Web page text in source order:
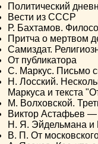
Политический
Вести из СССР
Р. Бахтамов.
Притча о мертвом
Самиздат.
От публикатора
С. Маркус. Письмо
Н. Лосский.
Маркуса и текста
М. Волховской.
Виктор Астафьев —
Н. Я. Эйдельмана и
В. П. От